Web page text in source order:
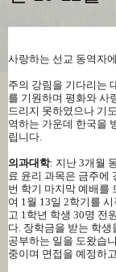
사랑하는 선교 동역자
주의 강림을 기다리는
를 기원하며 평화와 사
드리지 못하였으나 기
역하는 가운데 한국을
립니다
의과대학: 지난 3개월
료 윤리 과목은 금주에
번 학기 마지막 예배를
여 1 월 13일 2학기를
고 1 학년 학생 30명 전
다 장학금을 받는 학생
공부하는 일을 도왔습
중이며 면접을 예정하